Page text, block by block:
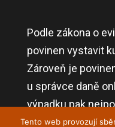
Podle zákona o
povinen vystavit
Zároveň je
u správce daně
výpadku pak
Tento web provozují